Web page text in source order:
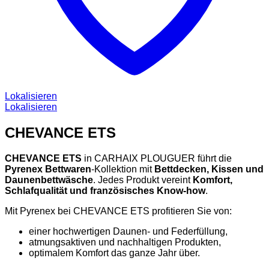
Lokalisieren
Lokalisieren
CHEVANCE ETS
CHEVANCE ETS in CARHAIX PLOUGUER führt die
Pyrenex Bettwaren-Kollektion mit Bettdecken, Kissen und
Daunenbettwäsche. Jedes Produkt vereint Komfort,
Schlafqualität und französisches Know-how.
Mit Pyrenex bei CHEVANCE ETS profitieren Sie von:
einer hochwertigen Daunen- und Federfüllung,
atmungsaktiven und nachhaltigen Produkten,
optimalem Komfort das ganze Jahr über.